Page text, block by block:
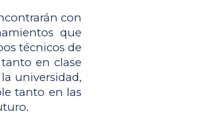
con
que
técnicos de
en clase
universidad,
tanto en las